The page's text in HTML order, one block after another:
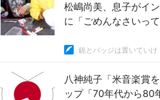
松嶋尚美、息子がイ
に「ごめんなさいっ
銃とバッジは置いていけ
八神純子「米音楽賞
ップ「70年代から80